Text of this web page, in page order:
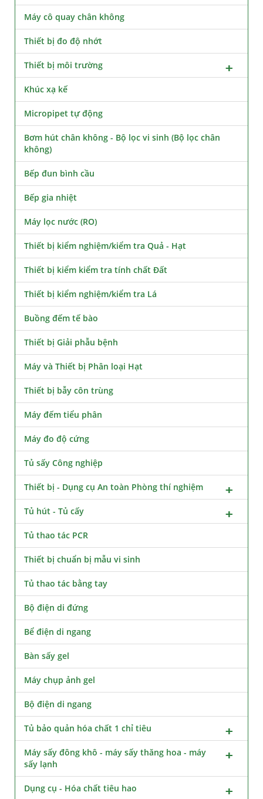
Máy cô quay chân không
Thiết bị đo độ nhớt
Thiết bị môi trường
Khúc xạ kế
Micropipet tự động
Bơm hút chân không - Bộ lọc vi sinh (Bộ lọc chân
không)
Bếp đun bình cầu
Bếp gia nhiệt
Máy lọc nước (RO)
Thiết bị kiểm nghiệm/kiểm tra Quả - Hạt
Thiết bị kiểm kiểm tra tính chất Đất
Thiết bị kiểm nghiệm/kiểm tra Lá
Buồng đếm tế bào
Thiết bị Giải phẫu bệnh
Máy và Thiết bị Phân loại Hạt
Thiết bị bẫy côn trùng
Máy đếm tiểu phân
Máy đo độ cứng
Tủ sấy Công nghiệp
Thiết bị - Dụng cụ An toàn Phòng thí nghiệm
Tủ hút - Tủ cấy
Tủ thao tác PCR
Thiết bị chuẩn bị mẫu vi sinh
Tủ thao tác bằng tay
Bộ điện di đứng
Bể điện di ngang
Bàn sấy gel
Máy chụp ảnh gel
Bộ điện di ngang
Tủ bảo quản hóa chất 1 chỉ tiêu
Máy sấy đông khô - máy sấy thăng hoa - máy
sấy lạnh
Dụng cụ - Hóa chất tiêu hao